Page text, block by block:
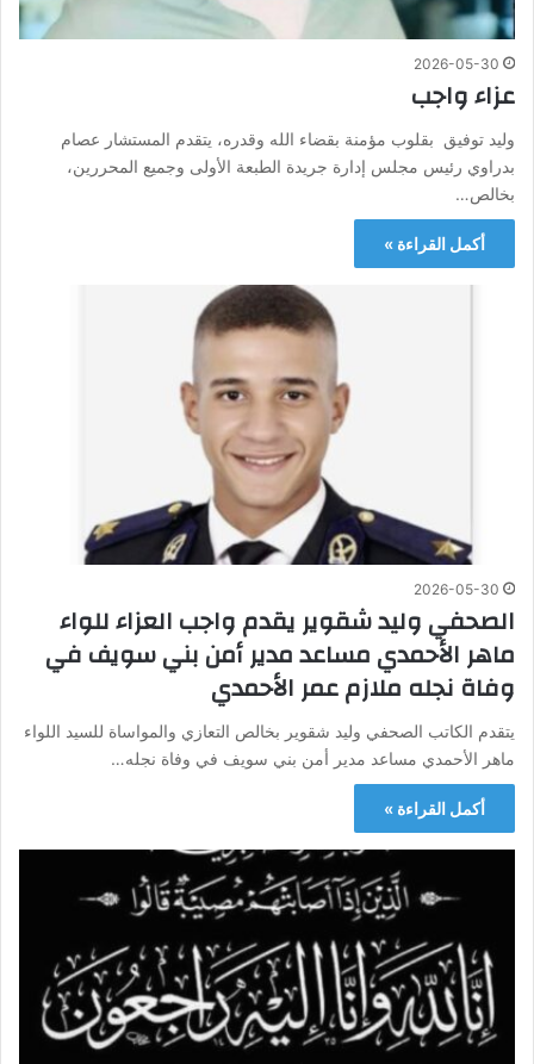
2026-05-30
عزاء واجب
وليد توفيق بقلوب مؤمنة بقضاء الله وقدره، يتقدم المستشار عصام
بدراوي رئيس مجلس إدارة جريدة الطبعة الأولى وجميع المحررين،
بخالص…
أكمل القراءة »
2026-05-30
الصحفي وليد شقوير يقدم واجب العزاء للواء
ماهر الأحمدي مساعد مدير أمن بني سويف في
وفاة نجله ملازم عمر الأحمدي
يتقدم الكاتب الصحفي وليد شقوير بخالص التعازي والمواساة للسيد اللواء
ماهر الأحمدي مساعد مدير أمن بني سويف في وفاة نجله…
أكمل القراءة »